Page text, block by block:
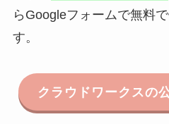
らGoogleフォームで無料
す。
クラウドワークスの